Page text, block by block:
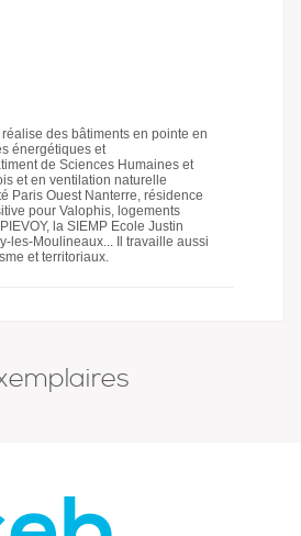
des bâtiments en pointe en
énergétiques et
de Sciences Humaines et
et en ventilation naturelle
Paris Ouest Nanterre, résidence
pour Valophis, logements
la SIEMP Ecole Justin
les-Moulineaux... Il travaille aussi
et territoriaux.